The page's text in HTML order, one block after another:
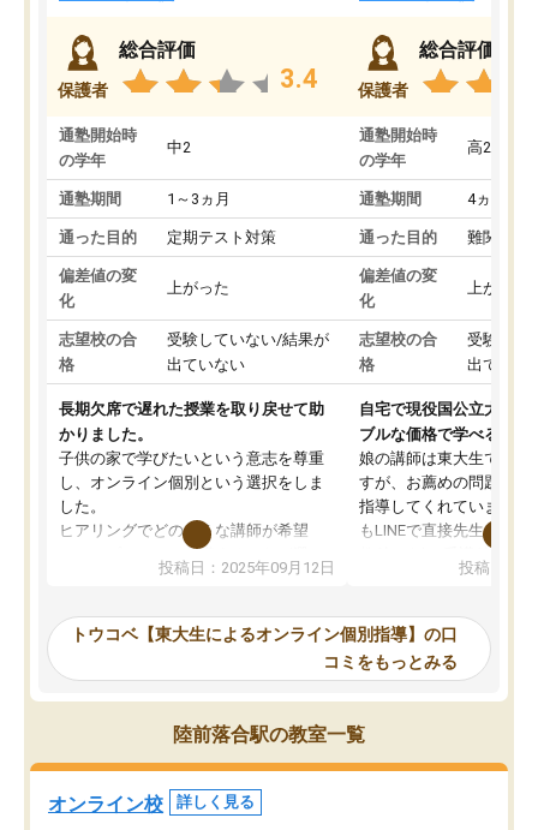
保護者
総合評価
3.4
通塾開始時
の学年
中2
通塾期間 1～3ヵ月
通った目的 定期テスト対策
偏差値の変
化
上がった
志望校の合
格
受験していない/結果が
出ていない
長期欠席で遅れた授業を取り戻せて助
かりました。
子供の家で学びたいという意志を尊重
し、オンライン個別という選択をしま
した。
ヒアリングでどのような講師が希望
か、オプションは付帯するかなど選ぶ
事が出来ました。
ーティングを行い、その講師で良いか
見てから講師を決定する事ができま
す。
うちの子は、初回面談の講師の方で決
オンラインツールを使用した単語帳の
共有があり宿題もそちらで出される形
投稿日：2025年09月12日
保護者
総合評価
通塾開始時
の学年
高2
通塾期間 4ヵ月～1
通った目的 難関私立
偏差値の変
化
上がった
志望校の合
格
受験して
出ていな
自宅で現役国公立大学生
ブルな価格で学べる
娘の講師は東大生では無
すが、お薦めの問題集や
指導してくれています。
もLINEで直接先生に質問
めれるので、個人に合
いなのがあり(有料)、受
ことをどんなスケジュー
くか相談したのですが、
ち期待したものではなく
内容でした。それでも明
やる気も出ましたし、苦
くなってきたようなので
投稿日：
トウコベ【東大生によるオンライン個別指導】の口
コミをもっとみる
陸前落合駅の教室一覧
オンライン校 詳しく見る